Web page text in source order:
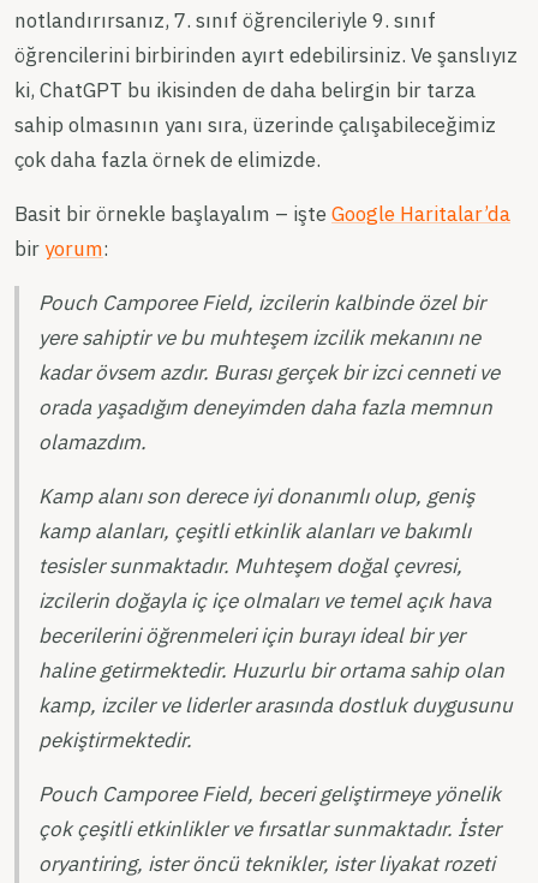
notlandırırsanız, 7. sınıf öğrencileriyle 9. sınıf
öğrencilerini birbirinden ayırt edebilirsiniz. Ve şanslıyız
ki, ChatGPT bu ikisinden de daha belirgin bir tarza
sahip olmasının yanı sıra, üzerinde çalışabileceğimiz
çok daha fazla örnek de elimizde.
Basit bir örnekle başlayalım – işteGoogle Haritalar’da
bir yorum:
Pouch Camporee Field, izcilerin kalbinde özel bir
yere sahiptir ve bu muhteşem izcilik mekanını ne
kadar övsem azdır. Burası gerçek bir izci cenneti ve
orada yaşadığım deneyimden daha fazla memnun
olamazdım.
Kamp alanı son derece iyi donanımlı olup, geniş
kamp alanları, çeşitli etkinlik alanları ve bakımlı
tesisler sunmaktadır. Muhteşem doğal çevresi,
izcilerin doğayla iç içe olmaları ve temel açık hava
becerilerini öğrenmeleri için burayı ideal bir yer
haline getirmektedir. Huzurlu bir ortama sahip olan
kamp, izciler ve liderler arasında dostluk duygusunu
pekiştirmektedir.
Pouch Camporee Field, beceri geliştirmeye yönelik
çok çeşitli etkinlikler ve fırsatlar sunmaktadır. İster
oryantiring, ister öncü teknikler, ister liyakat rozeti